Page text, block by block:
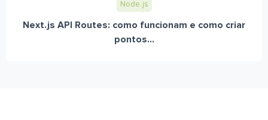
Node.js
Next.js API Routes: como funcionam e como criar
pontos...